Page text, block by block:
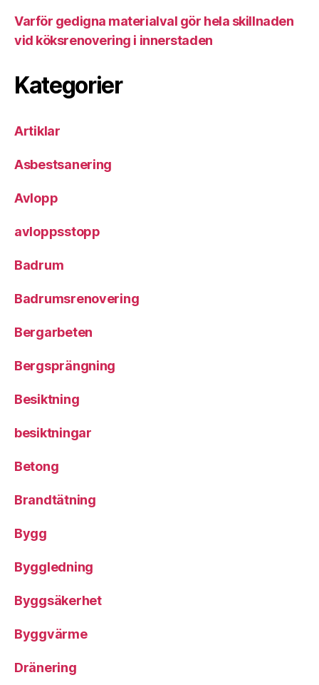
Varför gedigna materialval gör hela skillnaden
vid köksrenovering i innerstaden
Kategorier
Artiklar
Asbestsanering
Avlopp
avloppsstopp
Badrum
Badrumsrenovering
Bergarbeten
Bergsprängning
Besiktning
besiktningar
Betong
Brandtätning
Bygg
Byggledning
Byggsäkerhet
Byggvärme
Dränering